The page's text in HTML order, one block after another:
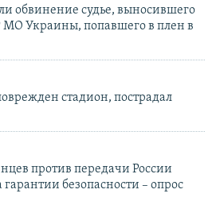
обвинение судье, выносившего
МО Украины, попавшего в плен в
стадион, пострадал
против передачи России
безопасности – опрос